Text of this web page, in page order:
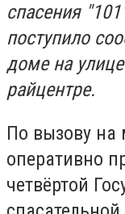
спасения
поступило
доме на
райцентре.
По вызову на
оперативно
четвёртой